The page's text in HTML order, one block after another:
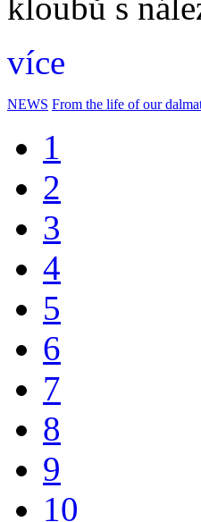
kloubů s
více
NEWS From the life of our
1
2
3
4
5
6
7
8
9
10